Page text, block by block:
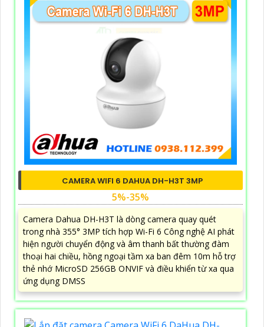
CAMERA WIFI 6 DAHUA DH-H3T 3MP
5%-35%
Camera Dahua DH-H3T là dòng camera quay quét
trong nhà 355° 3MP tích hợp Wi-Fi 6 Công nghệ AI phát
hiện người chuyển động và âm thanh bất thường đàm
thoại hai chiều, hồng ngoại tầm xa ban đêm 10m hỗ trợ
thẻ nhớ MicroSD 256GB ONVIF và điều khiển từ xa qua
ứng dụng DMSS